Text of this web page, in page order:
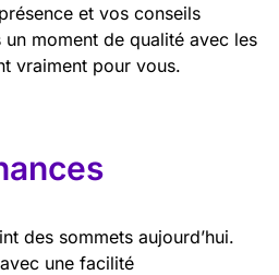
et vos conseils
moment de qualité avec les
vraiment pour vous.
des sommets aujourd’hui.
une facilité